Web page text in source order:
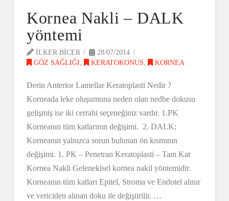
Kornea Nakli – DALK
yöntemi
ILKER BICER
28/07/2014
GÖZ SAĞLIĞI
KERATOKONUS KORNEA
Derin Anterior Lamellar Keratoplasti Nedir ?
Korneada leke oluşumuna neden olan nedbe dokusu
gelişmiş ise iki cerrahi seçeneğiniz vardır. 1.PK
Korneanın tüm katlarının değişimi. 2. DALK;
Korneanın yalnızca sorun bulunan ön kısmının
değişimi. 1. PK – Penetran Keratoplasti – Tam Kat
Kornea Nakli Geleneklsel kornea nakil yöntemidir.
Korneanın tüm katları Epitel, Stroma ve Endotel alınır
ve vericiden alınan doku ile değiştirilir. …